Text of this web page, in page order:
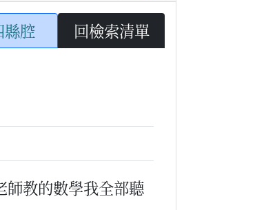
縣腔 回檢索清單
師教的數學我全部聽